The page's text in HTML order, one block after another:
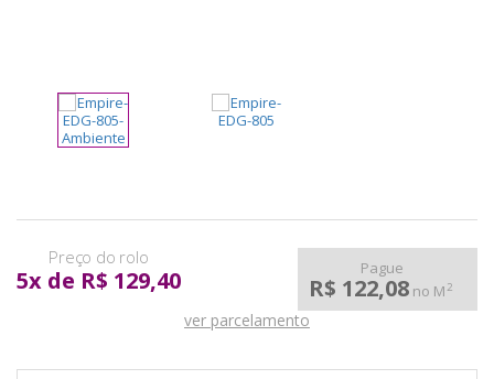
5x de R$ 129,40 Pague
R$ 122,08 no M2
ver parcelamento